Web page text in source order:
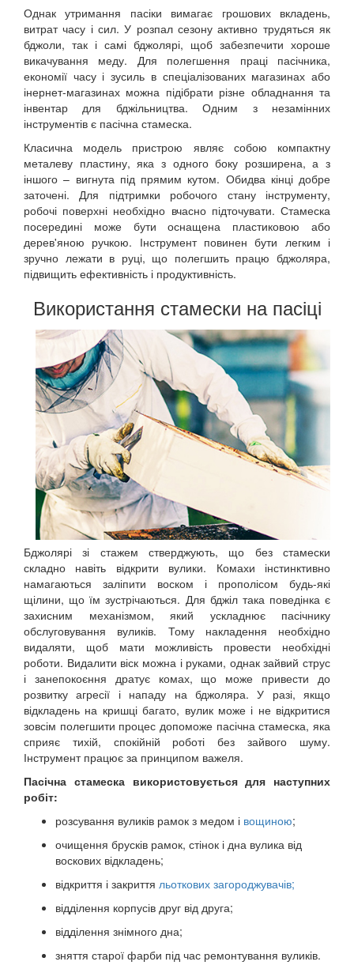
Однак утримання пасіки вимагає грошових вкладень,
витрат часу і сил. У розпал сезону активно трудяться як
бджоли, так і самі бджолярі, щоб забезпечити хороше
викачування меду. Для полегшення праці пасічника,
економії часу і зусиль в спеціалізованих магазинах або
інернет-магазинах можна підібрати різне обладнання та
інвентар для бджільництва. Одним з незамінних
інструментів є пасічна стамеска.
Класична модель пристрою являє собою компактну
металеву пластину, яка з одного боку розширена, а з
іншого – вигнута під прямим кутом. Обидва кінці добре
заточені. Для підтримки робочого стану інструменту,
робочі поверхні необхідно вчасно підточувати. Стамеска
посередині може бути оснащена пластиковою або
дерев'яною ручкою. Інструмент повинен бути легким і
зручно лежати в руці, що полегшить працю бджоляра,
підвищить ефективність і продуктивність.
Використання стамески на пасіці
Бджолярі зі стажем стверджують, що без стамески
складно навіть відкрити вулики. Комахи інстинктивно
намагаються заліпити воском і прополісом будь-які
щілини, що їм зустрічаються. Для бджіл така поведінка є
захисним механізмом, який ускладнює пасічнику
обслуговування вуликів. Тому накладення необхідно
видаляти, щоб мати можливість провести необхідні
роботи. Видалити віск можна і руками, однак зайвий струс
і занепокоєння дратує комах, що може привести до
розвитку агресії і нападу на бджоляра. У разі, якщо
відкладень на кришці багато, вулик може і не відкритися
зовсім полегшити процес допоможе пасічна стамеска, яка
сприяє тихій, спокійній роботі без зайвого шуму.
Інструмент працює за принципом важеля.
Пасічна стамеска використовується для наступних
робіт:
розсування вуликів рамок з медом і вощиною;
очищення брусків рамок, стінок і дна вулика від
воскових відкладень;
відкриття і закриття льоткових загороджувачів;
відділення корпусів друг від друга;
відділення знімного дна;
зняття старої фарби під час ремонтування вуликів.